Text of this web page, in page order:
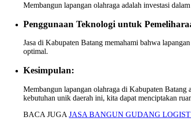
Membangun lapangan olahraga adalah investasi
Penggunaan Teknologi untuk
Jasa di Kabupaten Batang memahami bahwa
optimal.
Kesimpulan:
Membangun lapangan olahraga di Kabupaten Batang
kebutuhan unik daerah ini, kita dapat menciptakan
BACA JUGA JASA BANGUN GUDANG